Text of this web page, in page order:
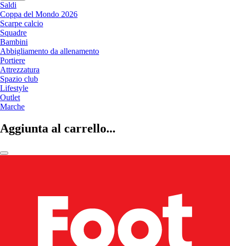
Saldi
Coppa del Mondo 2026
Scarpe calcio
Squadre
Bambini
Abbigliamento da allenamento
Portiere
Attrezzatura
Spazio club
Lifestyle
Outlet
Marche
Aggiunta al carrello...